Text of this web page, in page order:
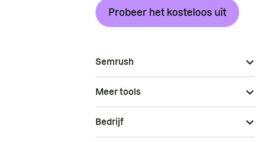
Probeer het kosteloos uit
Semrush
Meer tools
Bedrijf